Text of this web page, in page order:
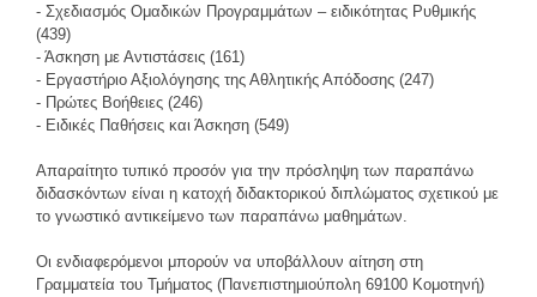
- Σχεδιασμός Ομαδικών Προγραμμάτων – ειδικότητας Ρυθμικής
(439)
- Άσκηση με Αντιστάσεις (161)
- Εργαστήριο Αξιολόγησης της Αθλητικής Απόδοσης (247)
- Πρώτες Βοήθειες (246)
- Ειδικές Παθήσεις και Άσκηση (549)
Απαραίτητο τυπικό προσόν για την πρόσληψη των παραπάνω
διδασκόντων είναι η κατοχή διδακτορικού διπλώματος σχετικού με
το γνωστικό αντικείμενο των παραπάνω μαθημάτων.
Οι ενδιαφερόμενοι μπορούν να υποβάλλουν αίτηση στη
Γραμματεία του Τμήματος (Πανεπιστημιούπολη 69100 Κομοτηνή)